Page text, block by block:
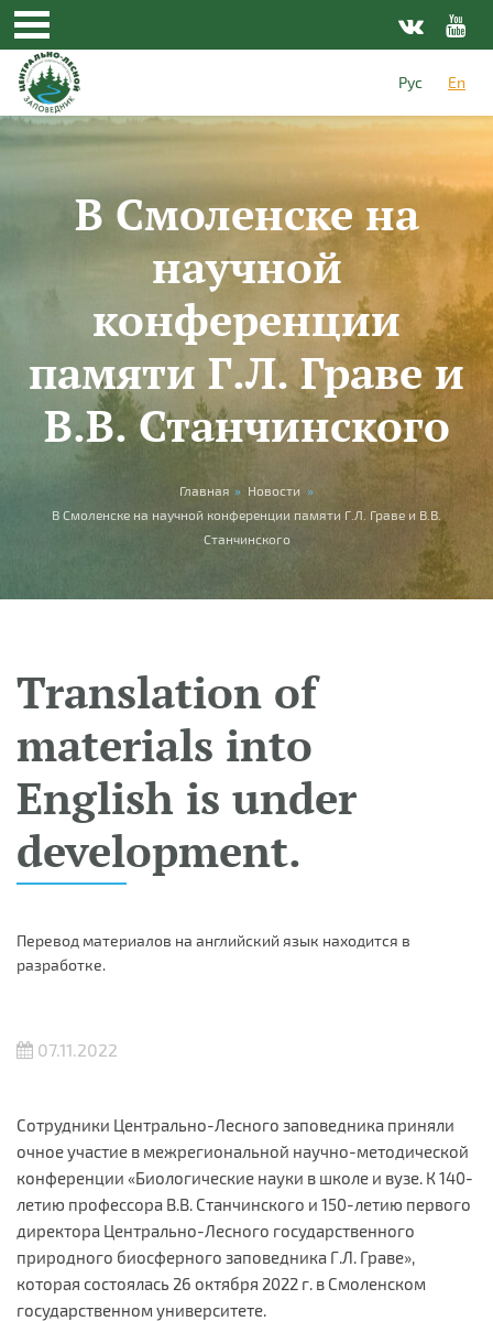
Skip to main content
Рус
En
В Смоленске на
научной
конференции
памяти Г.Л. Граве и
В.В. Станчинского
You are here
Главная » Новости »
В Смоленске на научной конференции памяти Г.Л. Граве и В.В.
Станчинского
Translation of
materials into
English is under
development.
Перевод материалов на английский язык находится в
разработке.
07.11.2022
Сотрудники Центрально-Лесного заповедника приняли
очное участие в межрегиональной научно-методической
конференции «Биологические науки в школе и вузе. К 140-
летию профессора В.В. Станчинского и 150-летию первого
директора Центрально-Лесного государственного
природного биосферного заповедника Г.Л. Граве»,
которая состоялась 26 октября 2022 г. в Смоленском
государственном университете.